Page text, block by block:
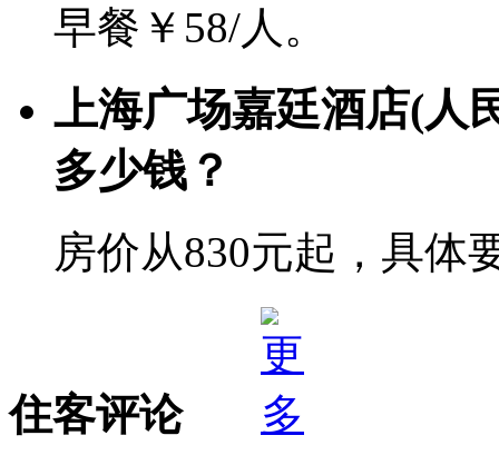
早餐￥58/人。
上海广场嘉廷酒店(人
多少钱？
房价从830元起，具体
住客评论